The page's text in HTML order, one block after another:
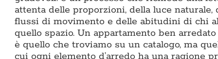
attenta delle proporzioni, della luce naturale,
flussi di movimento e delle abitudini di chi
quello spazio. Un appartamento ben
è quello che troviamo su un catalogo, ma
cui ogni elemento d’arredo ha una ragione